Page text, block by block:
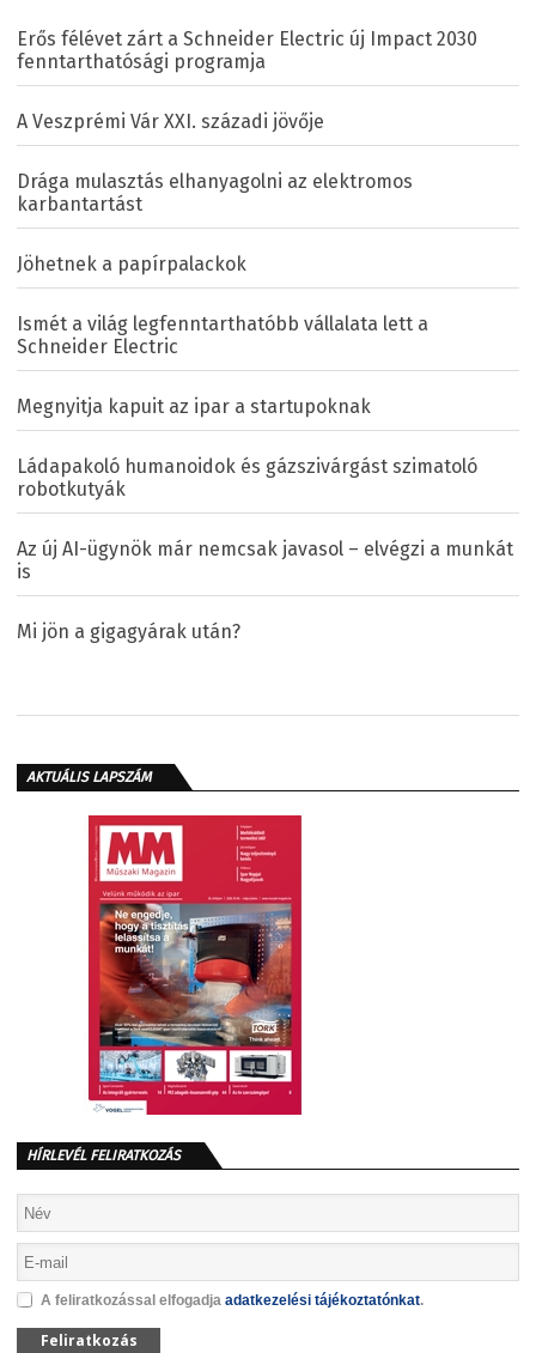
Erős félévet zárt a Schneider Electric új Impact 2030
fenntarthatósági programja
A Veszprémi Vár XXI. századi jövője
Drága mulasztás elhanyagolni az elektromos
karbantartást
Jöhetnek a papírpalackok
Ismét a világ legfenntarthatóbb vállalata lett a
Schneider Electric
Megnyitja kapuit az ipar a startupoknak
Ládapakoló humanoidok és gázszivárgást szimatoló
robotkutyák
Az új AI-ügynök már nemcsak javasol – elvégzi a munkát
is
Mi jön a gigagyárak után?
AKTUÁLIS LAPSZÁM
HÍRLEVÉL FELIRATKOZÁS
A feliratkozással elfogadja adatkezelési tájékoztatónkat.
Feliratkozás